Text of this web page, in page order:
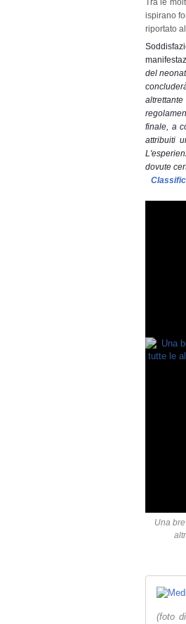
Tra le
ispirano
riportato
del
finale, a
attribuiti
dovute
Una
(foto